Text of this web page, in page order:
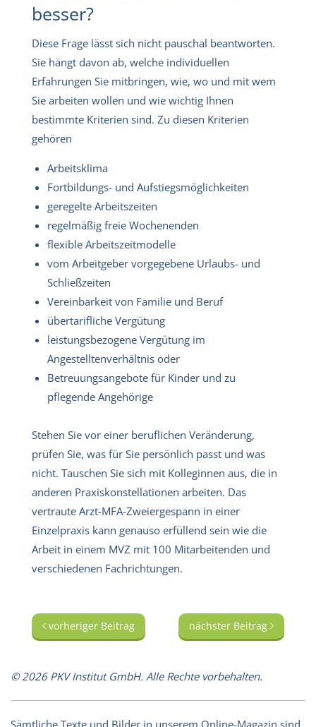
besser?
Diese Frage lässt sich nicht pauschal beantworten.
Sie hängt davon ab, welche individuellen
Erfahrungen Sie mitbringen, wie, wo und mit wem
Sie arbeiten wollen und wie wichtig Ihnen
bestimmte Kriterien sind. Zu diesen Kriterien
gehören
Arbeitsklima
Fortbildungs- und Aufstiegsmöglichkeiten
geregelte Arbeitszeiten
regelmäßig freie Wochenenden
flexible Arbeitszeitmodelle
vom Arbeitgeber vorgegebene Urlaubs- und
Schließzeiten
Vereinbarkeit von Familie und Beruf
übertarifliche Vergütung
leistungsbezogene Vergütung im
Angestelltenverhältnis oder
Betreuungsangebote für Kinder und zu
pflegende Angehörige
Stehen Sie vor einer beruflichen Veränderung,
prüfen Sie, was für Sie persönlich passt und was
nicht. Tauschen Sie sich mit Kolleginnen aus, die in
anderen Praxiskonstellationen arbeiten. Das
vertraute Arzt-MFA-Zweiergespann in einer
Einzelpraxis kann genauso erfüllend sein wie die
Arbeit in einem MVZ mit 100 Mitarbeitenden und
verschiedenen Fachrichtungen.
vorheriger Beitrag nächster Beitrag
© 2026 PKV Institut GmbH. Alle Rechte vorbehalten.
Sämtliche Texte und Bilder in unserem Online-Magazin sind